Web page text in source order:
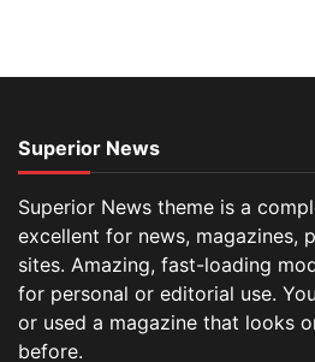
Superior News
Superior News theme is a
excellent for news, magazines,
sites. Amazing, fast-loading
for personal or editorial use.
or used a magazine that looks
before.